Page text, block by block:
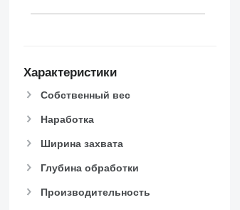
Характеристики
Собственный вес
Наработка
Ширина захвата
Глубина обработки
Производительность